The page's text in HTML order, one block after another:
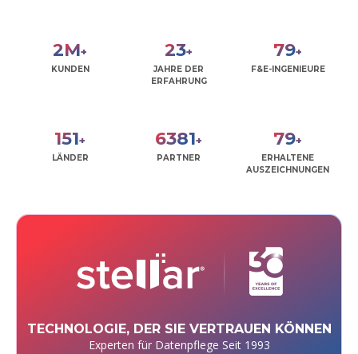
2M+
KUNDEN
28+
JAHRE DER
ERFAHRUNG
95+
F&E-INGENIEURE
181+
LÄNDER
7640+
PARTNER
95+
ERHALTENE
AUSZEICHNUNGEN
TECHNOLOGIE, DER SIE VERTRAUEN KÖNNEN
Experten für Datenpflege Seit 1993